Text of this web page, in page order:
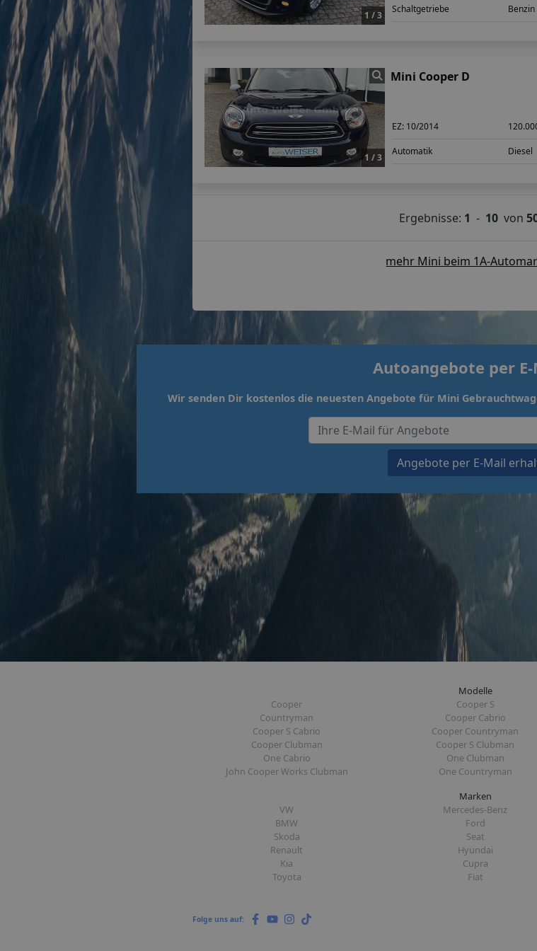
1 / 3
Schaltgetriebe Benzin
1 / 3
Mini Cooper D
EZ: 10/2014
Automatik Diesel
Ergebnisse: 1 - 10 von
mehr Mini beim 1A-
Autoangebote per
Wir senden Dir kostenlos die neuesten Angebote für Mini
Angebote per E-Mail
Modelle
Cooper
Cooper S
Countryman
Cooper Cabrio
Cooper S Cabrio
Cooper Countryman
Cooper Clubman
Cooper S Clubman
One Cabrio
One Clubman
John Cooper Works Clubman
One Countryman
Marken
VW
Mercedes-Benz
BMW
Ford
Skoda
Seat
Renault
Hyundai
Kia
Cupra
Toyota
Fiat
Folge uns auf: